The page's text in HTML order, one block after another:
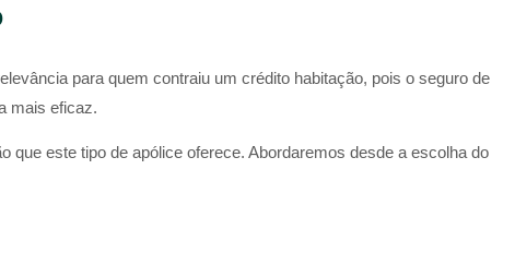
para quem contraiu um crédito habitação, pois o seguro de
mais eficaz.
este tipo de apólice oferece. Abordaremos desde a escolha do